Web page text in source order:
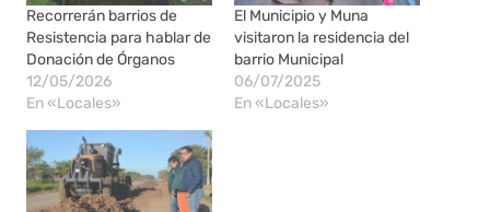
Recorrerán barrios de
Resistencia para hablar de
Donación de Órganos
12/05/2026
En «Locales»
El Municipio y Muna
visitaron la residencia del
barrio Municipal
06/07/2025
En «Locales»